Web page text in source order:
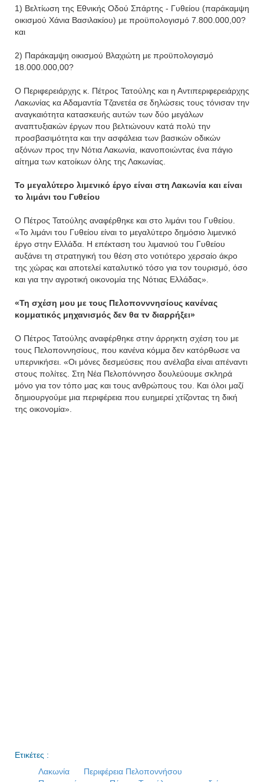
1) Βελτίωση της Εθνικής Οδού Σπάρτης - Γυθείου (παράκαμψη
οικισμού Χάνια Βασιλακίου) με προϋπολογισμό 7.800.000,00?
και
2) Παράκαμψη οικισμού Βλαχιώτη με προϋπολογισμό
18.000.000,00?
Ο Περιφερειάρχης κ. Πέτρος Τατούλης και η Αντιπεριφερειάρχης
Λακωνίας κα Αδαμαντία Τζανετέα σε δηλώσεις τους τόνισαν την
αναγκαιότητα κατασκευής αυτών των δύο μεγάλων
αναπτυξιακών έργων που βελτιώνουν κατά πολύ την
προσβασιμότητα και την ασφάλεια των βασικών οδικών
αξόνων προς την Νότια Λακωνία, ικανοποιώντας ένα πάγιο
αίτημα των κατοίκων όλης της Λακωνίας.
Το μεγαλύτερο λιμενικό έργο είναι στη Λακωνία και είναι
το λιμάνι του Γυθείου
Ο Πέτρος Τατούλης αναφέρθηκε και στο λιμάνι του Γυθείου.
«Το λιμάνι του Γυθείου είναι το μεγαλύτερο δημόσιο λιμενικό
έργο στην Ελλάδα. Η επέκταση του λιμανιού του Γυθείου
αυξάνει τη στρατηγική του θέση στο νοτιότερο χερσαίο άκρο
της χώρας και αποτελεί καταλυτικό τόσο για τον τουρισμό, όσο
και για την αγροτική οικονομία της Νότιας Ελλάδας».
«Τη σχέση μου με τους Πελοπονννησίους κανένας
κομματικός μηχανισμός δεν θα τν διαρρήξει»
Ο Πέτρος Τατούλης αναφέρθηκε στην άρρηκτη σχέση του με
τους Πελοποννησίους, που κανένα κόμμα δεν κατόρθωσε να
υπερνικήσει. «Οι μόνες δεσμεύσεις που ανέλαβα είναι απέναντι
στους πολίτες. Στη Νέα Πελοπόννησο δουλεύουμε σκληρά
μόνο για τον τόπο μας και τους ανθρώπους του. Και όλοι μαζί
δημιουργούμε μια περιφέρεια που ευημερεί χτίζοντας τη δική
της οικονομία».
Ετικέτες :
Λακωνία
Περιφέρεια Πελοποννήσου